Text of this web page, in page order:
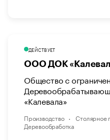
ДЕЙСТВУЕТ
ООО ДОК
Общество с
«Калевала»
Производство
Столярное
Деревообработка